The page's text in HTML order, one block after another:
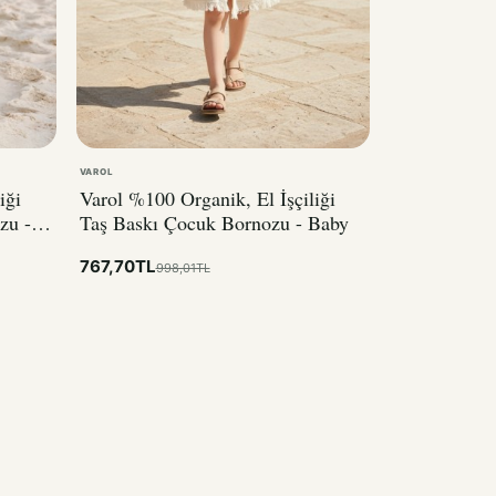
-
VAROL
Varol %100 Organik, El İşçiliği
Taş Baskı Çocuk Bornozu - Baby
767,70TL998,01TL